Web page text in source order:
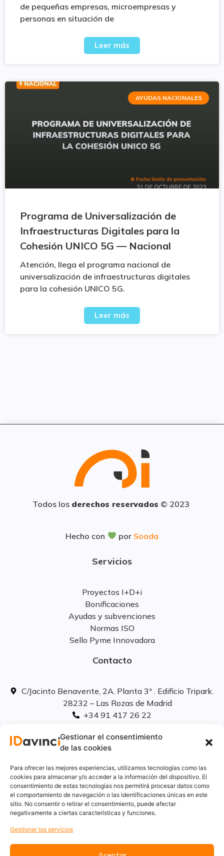
Gestionar el consentimiento
de las cookies
Para ofrecer las mejores experiencias, utilizamos tecnologías como las
cookies para almacenar y/o acceder a la información del dispositivo. El
consentimiento de estas tecnologías nos permitirá procesar datos como
el comportamiento de navegación o las identificaciones únicas en este
sitio. No consentir o retirar el consentimiento, puede afectar
negativamente a ciertas características y funciones.
Gestionar los servicios
de pequeñas empresas, microempresas y
personas en situación de
Leer más
AYUDAS NACIONALES
Programa de Universalización de
Infraestructuras Digitales para la
Cohesión UNICO 5G — Nacional
Atención, llega el programa nacional de
universalización de infraestructuras digitales
para la cohesión UNICO 5G.
Leer más
Todos los derechos reservados © 2023
Hecho con por Sooda
Servicios
Proyectos I+D+i
Bonificaciones
Ayudas y subvenciones
Normas ISO
Sello Pyme Innovadora
Contacto
C/Jacinto Benavente, 2A. Planta 3ª . Edificio Tripark.
28232 – Las Rozas de Madrid
+34 91 417 26 22
linkedIn
Aviso Legal
Privacidad
Cookies